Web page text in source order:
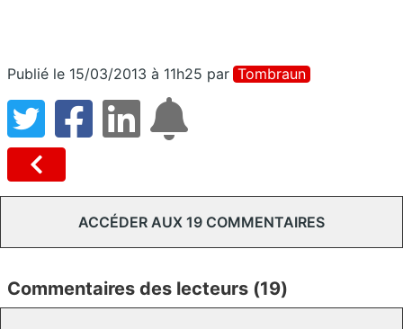
Publié le 15/03/2013 à 11h25 par Tombraun
ACCÉDER AUX 19 COMMENTAIRES
Commentaires des lecteurs (19)